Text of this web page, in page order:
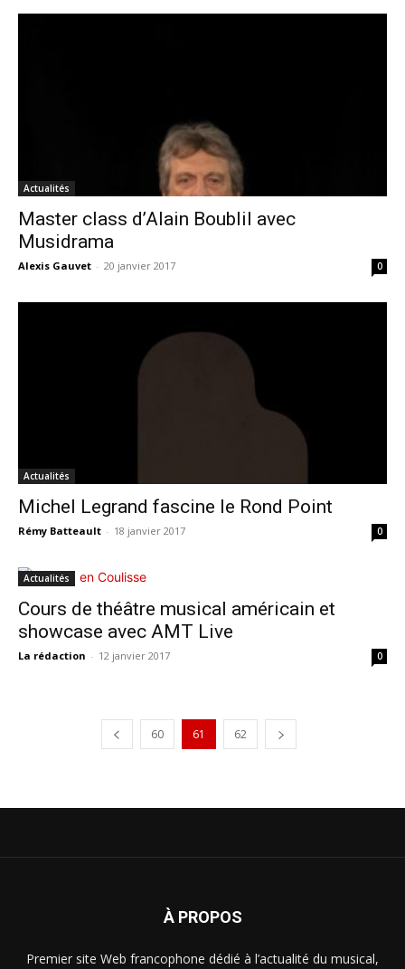
Actualités
Master class d’Alain Boublil avec
Musidrama
Alexis Gauvet - 20 janvier 2017 0
Actualités
Michel Legrand fascine le Rond Point
Rémy Batteault - 18 janvier 2017 0
Actualités
Cours de théâtre musical américain et
showcase avec AMT Live
La rédaction - 12 janvier 2017 0
60 61 62
À PROPOS
Premier site Web francophone dédié à l’actualité du musical,